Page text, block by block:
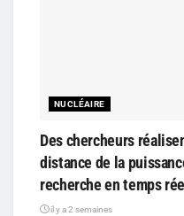
NUCLÉAIRE
Des chercheurs
distance de la
recherche en temps réel
il y a 2 semaines